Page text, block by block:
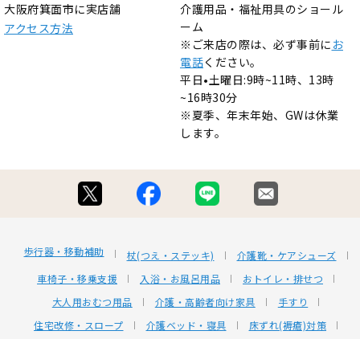
大阪府箕面市に実店舗
アクセス方法
介護用品・福祉用具のショール
ーム
※ご来店の際は、必ず事前に お
電話ください。
平日•土曜日:9時~11時、13時
~16時30分
※夏季、年末年始、GWは休業
します。
歩行器・移動補助 杖(つえ・ステッキ)
介護靴・ケアシューズ
車椅子・移乗支援
入浴・お風呂用品
おトイレ・排せつ
大人用おむつ用品
介護・高齢者向け家具
手すり
住宅改修・スロープ
介護ベッド・寝具 床ずれ(褥瘡)対策